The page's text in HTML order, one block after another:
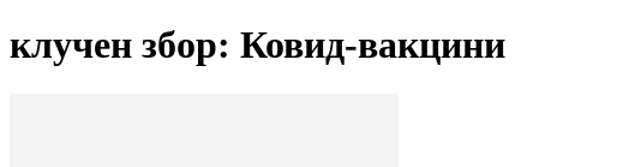
клучен збор: Ковид-вакцини